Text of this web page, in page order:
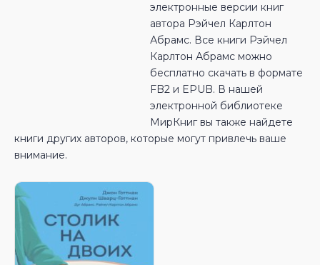
электронные версии книг
автора Рэйчел Карлтон
Абрамс. Все книги Рэйчел
Карлтон Абрамс можно
бесплатно скачать в формате
FB2 и EPUB. В нашей
электронной библиотеке
МирКниг вы также найдете
книги других авторов, которые могут привлечь ваше
внимание.